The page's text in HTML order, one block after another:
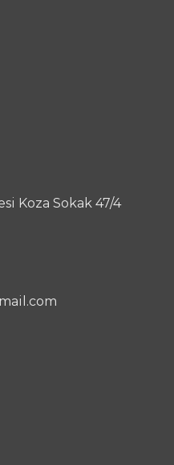
Koza Sokak 47/4